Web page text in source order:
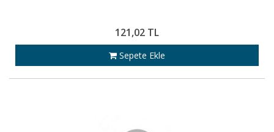
121,02 TL
Sepete Ekle